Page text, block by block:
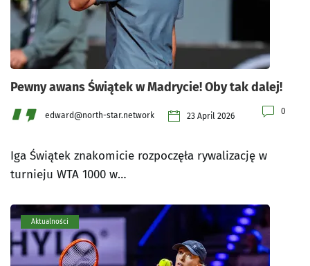
Pewny awans Świątek w Madrycie! Oby tak dalej!
edward@north-star.network 23 April 2026 0
Iga Świątek znakomicie rozpoczęła rywalizację w
turnieju WTA 1000 w…
Aktualności